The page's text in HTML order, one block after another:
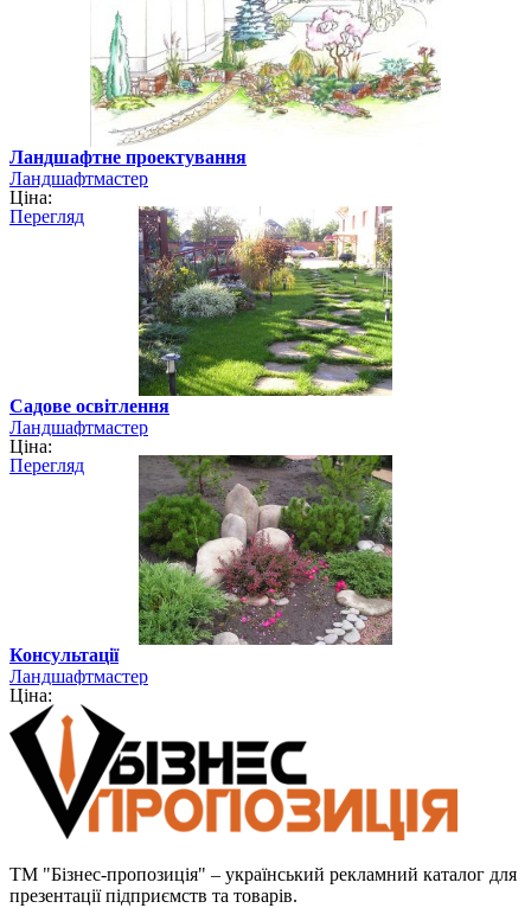
Ландшафтне проектування
Ландшафтмастер
Ціна:
Перегляд
Садове освітлення
Ландшафтмастер
Ціна:
Перегляд
Консультації
Ландшафтмастер
Ціна:
ТМ "Бізнес-пропозиція" – український рекламний каталог для
презентації підприємств та товарів.